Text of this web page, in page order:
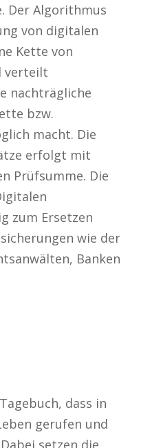
Der Algorithmus
von digitalen
Kette von
verteilt
nachträgliche
bzw.
macht. Die
erfolgt mit
Prüfsumme. Die
zum Ersetzen
wie der
Banken
dass in
gerufen und
setzen die